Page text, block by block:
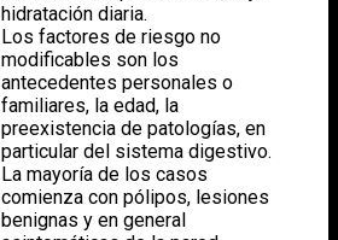
hidratación diaria.
Los factores de riesgo no
modificables son los
antecedentes personales o
familiares, la edad, la
preexistencia de patologías, en
particular del sistema digestivo.
La mayoría de los casos
comienza con pólipos, lesiones
benignas y en general